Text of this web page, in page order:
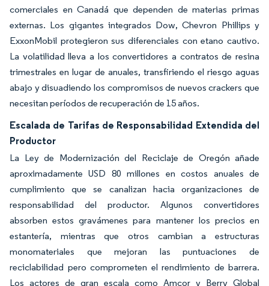
comerciales en Canadá que dependen de materias primas
externas. Los gigantes integrados Dow, Chevron Phillips y
ExxonMobil protegieron sus diferenciales con etano cautivo.
La volatilidad lleva a los convertidores a contratos de resina
trimestrales en lugar de anuales, transfiriendo el riesgo aguas
abajo y disuadiendo los compromisos de nuevos crackers que
necesitan períodos de recuperación de 15 años.
Escalada de Tarifas de Responsabilidad Extendida del
Productor
La Ley de Modernización del Reciclaje de Oregón añade
aproximadamente USD 80 millones en costos anuales de
cumplimiento que se canalizan hacia organizaciones de
responsabilidad del productor. Algunos convertidores
absorben estos gravámenes para mantener los precios en
estantería, mientras que otros cambian a estructuras
monomateriales que mejoran las puntuaciones de
reciclabilidad pero comprometen el rendimiento de barrera.
Los actores de gran escala como Amcor y Berry Global